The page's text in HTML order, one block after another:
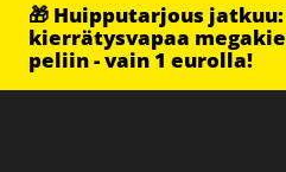
🎁 Huipputarjous
kierrätysvapaa
peliin - vain 1 eurolla!